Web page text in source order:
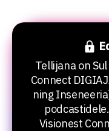
Tellijana on
Connect
ning
Visionest